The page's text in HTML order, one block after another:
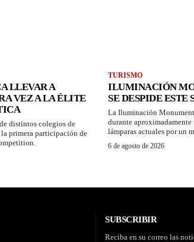
LLEVAR A
VEZ A LA ÉLITE
distintos colegios de
primera participación de
TURISMO
ILUMINACIÓN
SE DESPIDE ESTE
La Iluminación
durante aproximadamente
lámparas actuales por un
6 de agosto de 2026
SUBSCRIBIR
Reciba en su correo las